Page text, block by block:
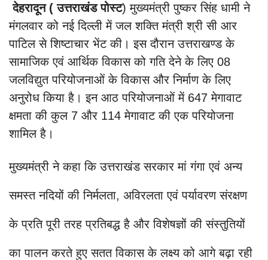
देहरादून ( उत्तराखंड पोस्ट) मुख्यमंत्री पुष्कर सिंह धामी ने
मंगलवार को नई दिल्ली में जल शक्ति मंत्री श्री सी आर
पाटिल से शिष्टाचार भेंट की। इस दौरान उत्तराखण्ड के
सामाजिक एवं आर्थिक विकास को गति देने के लिए 08
जलविद्युत परियोजनाओं के विकास और निर्माण के लिए
अनुरोध किया है। इन आठ परियोजनाओं में 647 मेगावाट
क्षमता की कुल 7 और 114 मेगावाट की एक परियोजना
शामिल है।
मुख्यमंत्री ने कहा कि उत्तराखंड सरकार मां गंगा एवं अन्य
समस्त नदियों की निर्मलता, अविरलता एवं पर्यावरण संरक्षण
के प्रति पूरी तरह प्रतिबद्ध है और विशेषज्ञों की संस्तुतियों
का पालन करते हुए सतत विकास के लक्ष्य को आगे बढ़ा रही